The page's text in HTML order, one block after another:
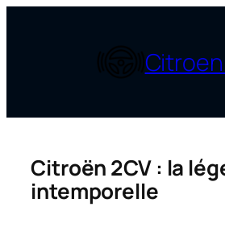
Citroën 2CV : la
intemporelle